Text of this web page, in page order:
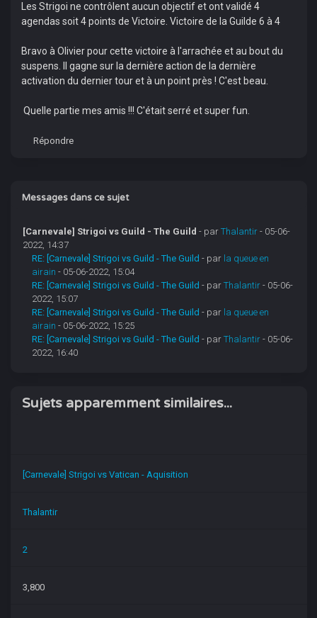
Les Strigoi ne contrôlent aucun objectif et ont validé 4
agendas soit 4 points de Victoire. Victoire de la Guilde 6 à 4
Bravo à Olivier pour cette victoire à l'arrachée et au bout du
suspens. Il gagne sur la dernière action de la dernière
activation du dernier tour et à un point près ! C'est beau.
Quelle partie mes amis !!! C'était serré et super fun.
Répondre
Messages dans ce sujet
[Carnevale] Strigoi vs Guild - The Guild - parThalantir - 05-06-
2022, 14:37
RE: [Carnevale] Strigoi vs Guild - The Guild - par la queue en
airain - 05-06-2022, 15:04
RE: [Carnevale] Strigoi vs Guild - The Guild - parThalantir - 05-06-
2022, 15:07
RE: [Carnevale] Strigoi vs Guild - The Guild - par la queue en
airain - 05-06-2022, 15:25
RE: [Carnevale] Strigoi vs Guild - The Guild - parThalantir - 05-06-
2022, 16:40
Sujets apparemment similaires...
[Carnevale] Strigoi vs Vatican - Aquisition
Thalantir
2
3,800